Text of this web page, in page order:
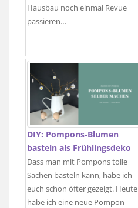
Hausbau noch einmal Revue
passieren…
DIY: Pompons-Blumen
basteln als Frühlingsdeko
Dass man mit Pompons tolle
Sachen basteln kann, habe ich
euch schon öfter gezeigt. Heute
habe ich eine neue Pompon-